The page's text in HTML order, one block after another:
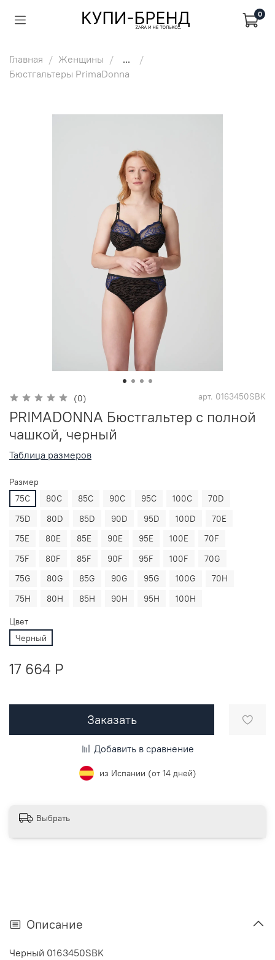
0
Главная Женщины
...
Бюстгальтеры PrimaDonna
(0) арт. 0163450SBK
PRIMADONNA Бюстгальтер с полной
чашкой, черный
Таблица размеров
Размер
75C
80C 85C 90C 95C 100C
70D
75D
80D 85D 90D 95D 100D
70E
75E
80E 85E 90E 95E 100E
70F
75F
80F 85F 90F 95F 100F
70G
75G
80G 85G 90G 95G 100G
70H
75H
80H 85H 90H 95H 100H
Цвет
Черный
17 664 P
Заказать
Добавить в сравнение
из Испании (от 14 дней)
Выбрать
Описание
Черный 0163450SBK